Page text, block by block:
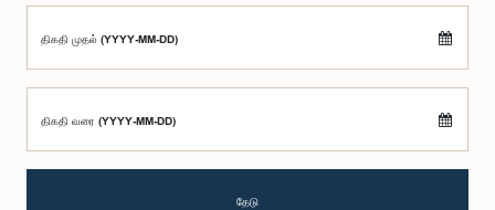
திகதி முதல் (YYYY-MM-DD)
திகதி வரை (YYYY-MM-DD)
தேடு